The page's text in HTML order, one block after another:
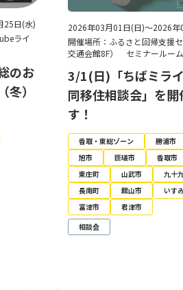
25日(水)
ライ
のお
）
2026年03月01日(日)～2026年
開催場所：ふるさと回帰支援
交通会館8F） セミナールー
3/1(日)「ちばミラ
同移住相談会」を開
す！
香取・東総ゾーン 勝浦市
旭市
匝瑳市 香取市
東庄町
山武市
九十
長南町
館山市
いす
富津市
君津市
相談会